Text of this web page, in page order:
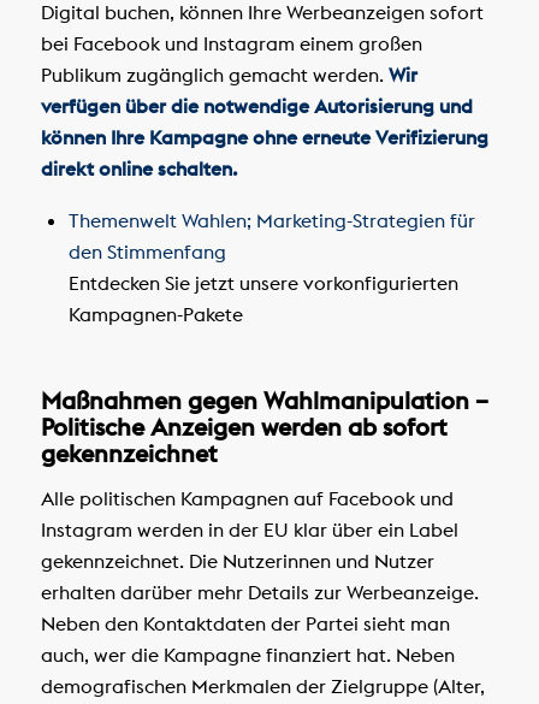
Digital buchen, können Ihre Werbeanzeigen sofort
bei Facebook und Instagram einem großen
Publikum zugänglich gemacht werden. Wir
verfügen über die notwendige Autorisierung und
können Ihre Kampagne ohne erneute Verifizierung
direkt online schalten.
Themenwelt Wahlen; Marketing-Strategien für
den Stimmenfang
Entdecken Sie jetzt unsere vorkonfigurierten
Kampagnen-Pakete
Maßnahmen gegen Wahlmanipulation –
Politische Anzeigen werden ab sofort
gekennzeichnet
Alle politischen Kampagnen auf Facebook und
Instagram werden in der EU klar über ein Label
gekennzeichnet. Die Nutzerinnen und Nutzer
erhalten darüber mehr Details zur Werbeanzeige.
Neben den Kontaktdaten der Partei sieht man
auch, wer die Kampagne finanziert hat. Neben
demografischen Merkmalen der Zielgruppe (Alter,